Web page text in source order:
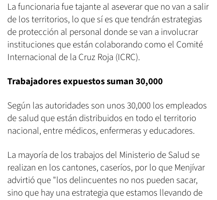
La funcionaria fue tajante al aseverar que no van a salir
de los territorios, lo que sí es que tendrán estrategias
de protección al personal donde se van a involucrar
instituciones que están colaborando como el Comité
Internacional de la Cruz Roja (ICRC).
Trabajadores expuestos suman 30,000
Según las autoridades son unos 30,000 los empleados
de salud que están distribuidos en todo el territorio
nacional, entre médicos, enfermeras y educadores.
La mayoría de los trabajos del Ministerio de Salud se
realizan en los cantones, caseríos, por lo que Menjívar
advirtió que "los delincuentes no nos pueden sacar,
sino que hay una estrategia que estamos llevando de